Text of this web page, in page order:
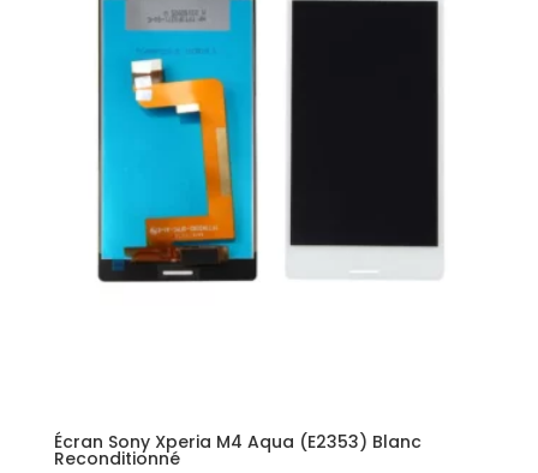
Écran Sony Xperia M4 Aqua (E2353) Blanc
Reconditionné